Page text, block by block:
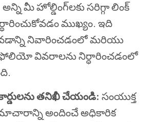
అన్ని మీ హోల్డింగ్‌లకు సరిగ్గా లింక్
ముఖ్యం. ఇది
నివారించడంలో మరియు
వివరాలను నిర్ధారించడంలో
తనిఖీ చేయండి: సంయుక్త
అందించే అధికారిక